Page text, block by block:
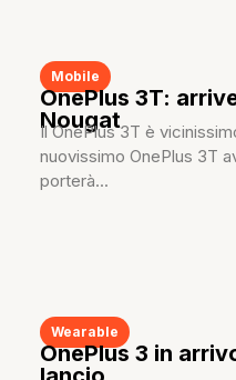
Mobile
OnePlus 3T:
Nougat
Il OnePlus 3T è
nuovissimo OnePlus 3T
porterà...
Wearable
OnePlus 3 in